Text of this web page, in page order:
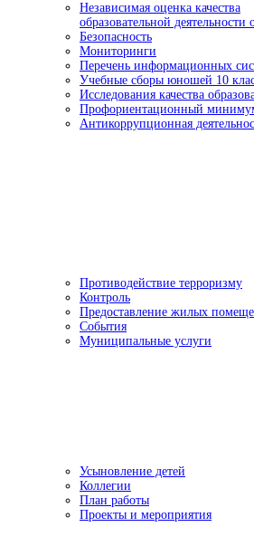
Независимая оценка качества
образовательной деятельности
Безопасность
Мониторинги
Перечень информационных
Учебные сборы юношей 10
Исследования качества
Профориентационный
Антикоррупционная
Противодействие терроризму
Контроль
Предоставление жилых
События
Муниципальные услуги
Усыновление детей
Коллегии
План работы
Проекты и мероприятия